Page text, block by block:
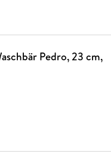
Pedro, 23 cm,